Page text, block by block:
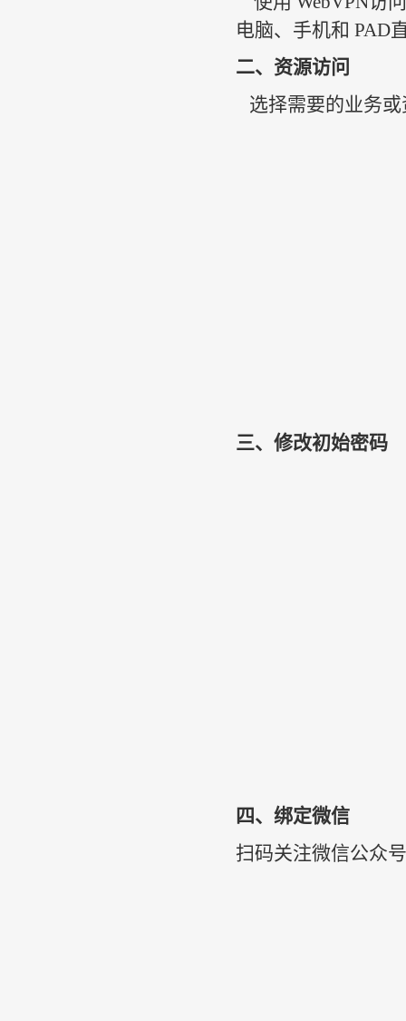
电脑、手机和 PAD
二、资源访问
选择需要的业务或
三、修改初始密码
四、绑定微信
扫码关注微信公众